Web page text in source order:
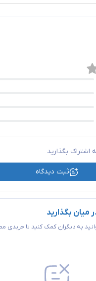
اشتراک بگذارید
ثبت دیدگاه
میان بگذارید
به دیگران کمک کنید تا خریدی